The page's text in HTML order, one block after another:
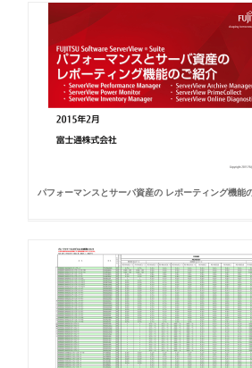
パフォーマンスとサーバ資産の レポーティング機能